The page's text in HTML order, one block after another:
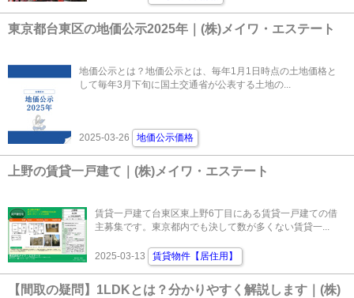
東京都台東区の地価公示2025年｜(株)メイワ・エステート
地価公示とは？地価公示とは、毎年1月1日時点の土地価格と
して毎年3月下旬に国土交通省が公表する土地の...
2025-03-26 地価公示価格
上野の賃貸一戸建て｜(株)メイワ・エステート
賃貸一戸建て台東区東上野6丁目にある賃貸一戸建ての借
主募集です。東京都内でも決して数が多くない賃貸一...
2025-03-13 賃貸物件【居住用】
【間取の疑問】1LDKとは？分かりやすく解説します｜(株)